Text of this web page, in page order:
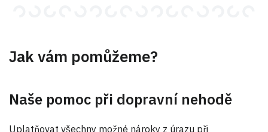
Jak vám pomůžeme?
Naše pomoc při dopravní nehodě
Uplatňovat všechny možné nároky z úrazu při